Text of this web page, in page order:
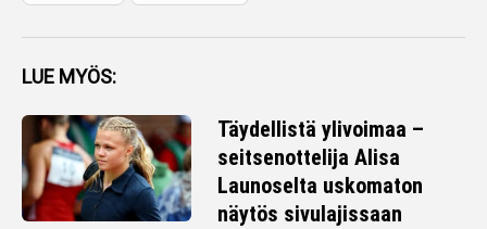
LUE MYÖS:
Täydellistä ylivoimaa –
seitsenottelija Alisa
Launoselta uskomaton
näytös sivulajissaan